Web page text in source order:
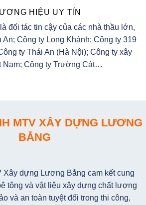
HIỆU UY TÍN
đối tác tin cậy của các nhà thầu lớn,
Công ty Long Khánh; Công ty 319
ty Thái An (Hà Nội); Công ty xây
Nam; Công ty Trường Cát…
MTV XÂY DỰNG LƯƠNG
BẰNG
Xây dựng Lương Bằng cam kết cung
tông và vật liệu xây dựng chất lượng
và an toàn tuyệt đối trong thi công,